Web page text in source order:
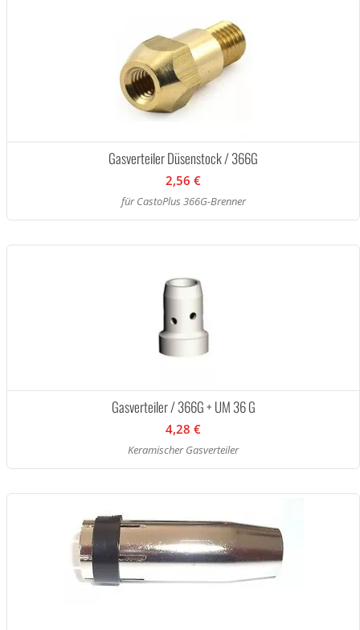
Gasverteiler Düsenstock / 366G
2,56 €
für CastoPlus 366G-Brenner
Gasverteiler / 366G + UM 36 G
4,28 €
Keramischer Gasverteiler